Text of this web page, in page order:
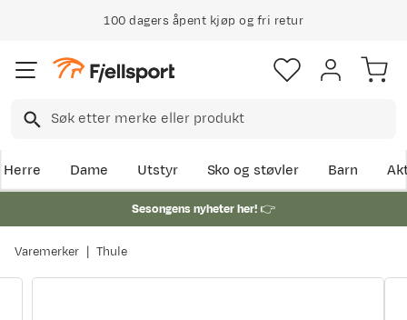
100 dagers åpent kjøp og fri retur
Herre Dame Utstyr Sko og støvler Barn
Sesongens nyheter her!👉
Varemerker Thule